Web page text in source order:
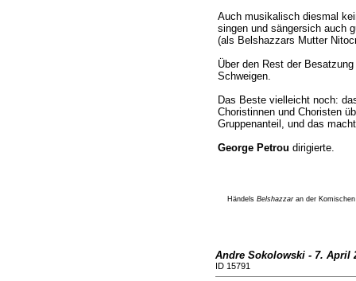
Auch musikalisch diesmal
singen und sängersich auch
(als Belshazzars Mutter
Über den Rest der
Schweigen.
Das Beste vielleicht noch:
Choristinnen und Choristen
Gruppenanteil, und das
George Petrou dirigierte.
Händels Belshazzaran der Komischen
Andre Sokolowski - 7. April
ID 15791